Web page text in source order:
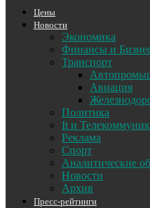
Цены
Новости
Экономика
Финансы и
Транспорт
Авиация
Политика
It и
Реклама
Спорт
Аналитические
Новости
Архив
Пресс-рейтинги